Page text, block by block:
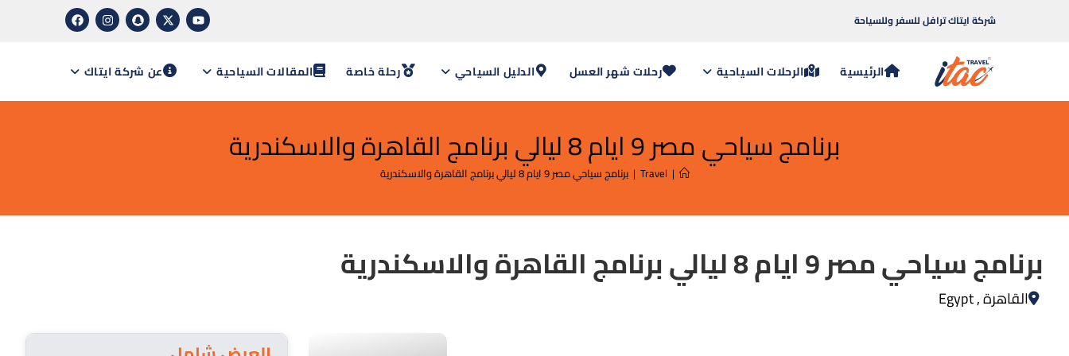
شركة ايتاك ترافل للسفر وللسياحة
عن شركة ايتاك المقالات السياحية رحلة خاصة الدليل السياحي رحلات شهر العسل الرحلات السياحية الرئيسية
برنامج سياحي مصر 9 ايام 8 ليالي برنامج القاهرة والاسكندرية
|
Travel
| برنامج سياحي مصر 9 ايام 8 ليالي برنامج القاهرة والاسكندرية
برنامج سياحي مصر 9 ايام 8 ليالي برنامج القاهرة والاسكندرية
القاهرة , Egypt